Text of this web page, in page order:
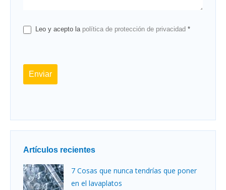
Leo y acepto la política de protección de privacidad *
Enviar
Artículos recientes
7 Cosas que nunca tendrías que poner
en el lavaplatos